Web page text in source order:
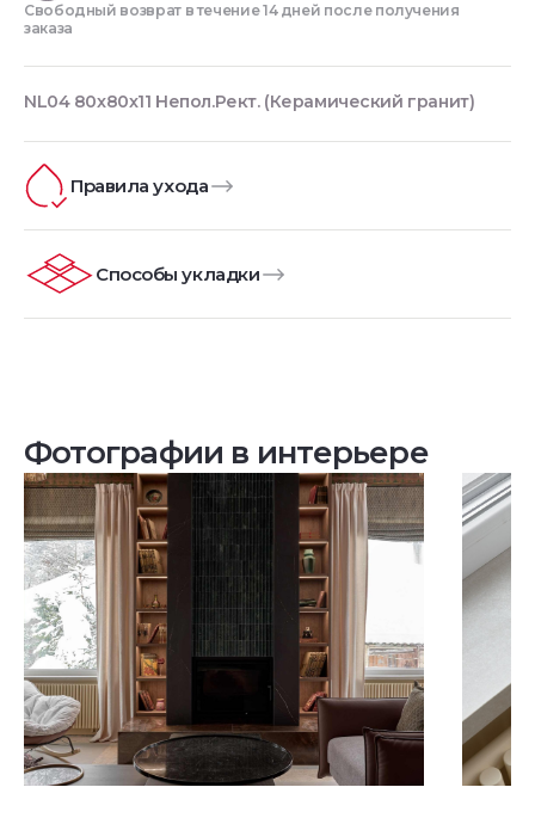
Свободный возврат в течение 14 дней после получения
заказа
NL04 80x80x11 Непол.Рект. (Керамический гранит)
Правила ухода
Способы укладки
Фотографии в интерьере
Посмотреть все проекты